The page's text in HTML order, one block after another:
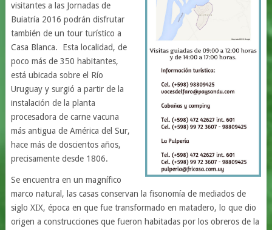
visitantes a las Jornadas de
Buiatría 2016 podrán disfrutar
también de un tour turístico a
Casa Blanca. Esta localidad, de
poco más de 350 habitantes,
está ubicada sobre el Río
Uruguay y surgió a partir de la
instalación de la planta
procesadora de carne vacuna
más antigua de América del Sur,
hace más de doscientos años,
precisamente desde 1806.
Se encuentra en un magnífico
marco natural, las casas conservan la fisonomía de mediados de
siglo XIX, época en que fue transformado en matadero, lo que dio
origen a construcciones que fueron habitadas por los obreros de la